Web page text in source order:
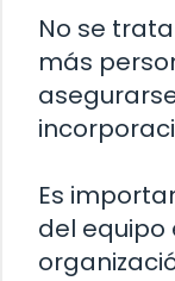
No se
más
Es
del equipo